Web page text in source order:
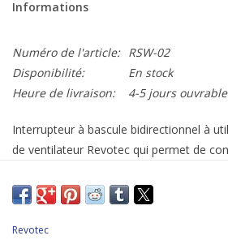
Informations
Numéro de l'article: RSW-02
Disponibilité:
En stock
Heure de livraison:
4-5 jours
Interrupteur à bascule bidirectionnel à
de ventilateur Revotec qui permet de
votre contrôleur. Contenu : interrupteur à
cblage boucles vis Schéma de connexion
Revotec